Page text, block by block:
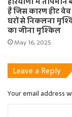
हैं जिस कारण हीट
घरों से निकलना
का जीना मुश्किल
May 16, 2025
Leave a Reply
Your email address